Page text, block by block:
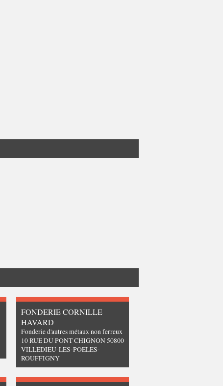
FONDERIE CORNILLE
HAVARD
Fonderie d'autres métaux non ferreux
10 RUE DU PONT CHIGNON 50800
VILLEDIEU-LES-POELES-
ROUFFIGNY